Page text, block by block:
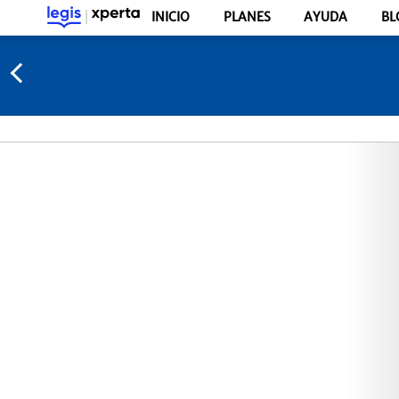
INICIO PLANES AYUDA